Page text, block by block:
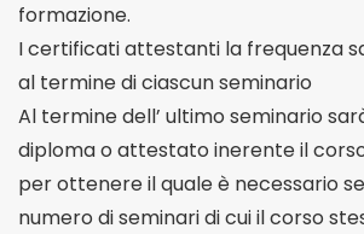
formazione.
I certificati attestanti la frequenza
al termine di ciascun seminario
Al termine dell’ ultimo seminario
diploma o attestato inerente il
per ottenere il quale è necessario
numero di seminari di cui il corso